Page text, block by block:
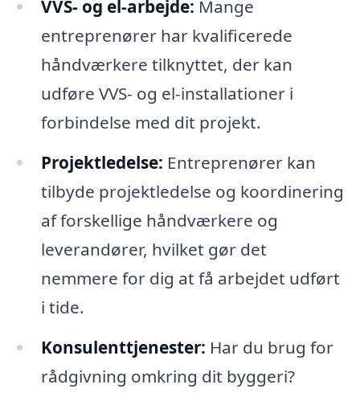
VVS- og el-arbejde: Mange
entreprenører har kvalificerede
håndværkere tilknyttet, der kan
udføre VVS- og el-installationer i
forbindelse med dit projekt.
Projektledelse: Entreprenører kan
tilbyde projektledelse og koordinering
af forskellige håndværkere og
leverandører, hvilket gør det
nemmere for dig at få arbejdet udført
i tide.
Konsulenttjenester: Har du brug for
rådgivning omkring dit byggeri?